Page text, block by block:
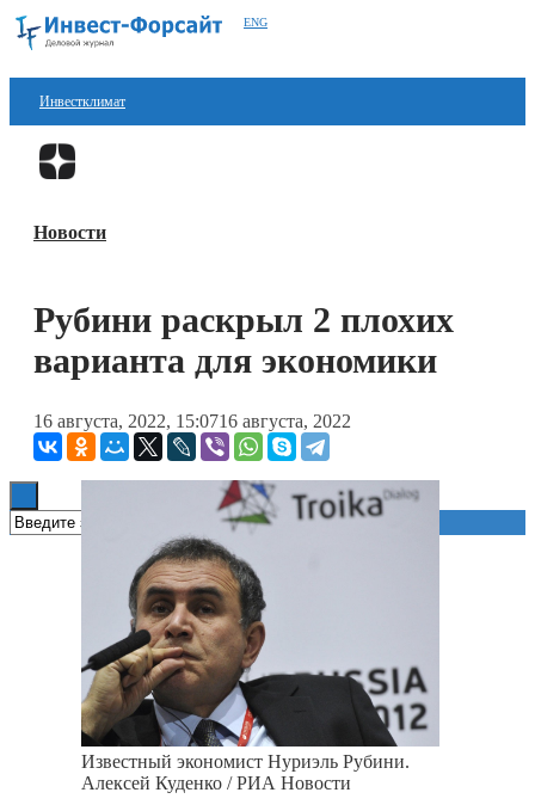
ENG
Инвестклимат
Финансы
Блокчейн
Технологии
Книги
Новости
Рубини раскрыл 2 плохих
варианта для экономики
16 августа, 2022, 15:0716 августа, 2022
Известный экономист Нуриэль Рубини.
Алексей Куденко / РИА Новости